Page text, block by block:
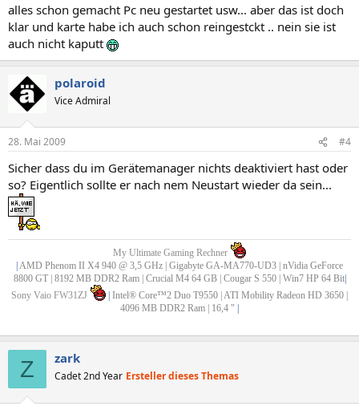
alles schon gemacht Pc neu gestartet usw... aber das ist doch
klar und karte habe ich auch schon reingestckt .. nein sie ist
auch nicht kaputt
polaroid
Vice Admiral
28. Mai 2009 #4
Sicher dass du im Gerätemanager nichts deaktiviert hast oder
so? Eigentlich sollte er nach nem Neustart wieder da sein...
My Ultimate Gaming Rechner
AMD Phenom II X4 940 @ 3,5 GHz | Gigabyte GA-MA770-UD3 | nVidia GeForce
8800 GT | 8192 MB DDR2 Ram | Crucial M4 64 GB | Cougar S 550 | Win7 HP 64 Bit|
Sony Vaio FW31ZJ
Intel® Core™2 Duo T9550 | ATI Mobility Radeon HD 3650 |
4096 MB DDR2 Ram | 16,4 "
Z zark
Cadet 2nd Year Ersteller dieses Themas